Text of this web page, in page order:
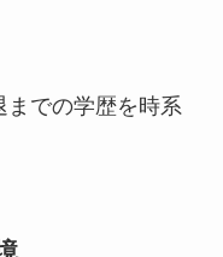
までの学歴を時系